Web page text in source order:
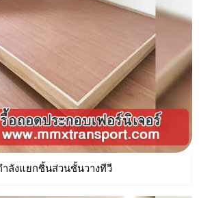
ำลังแยกชิ้นส่วนชั้นวางทีวี